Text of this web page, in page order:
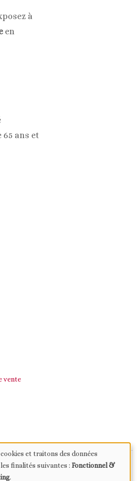
à
en
ans et
vente
et traitons des données
finalités suivantes : Fonctionnel &
.